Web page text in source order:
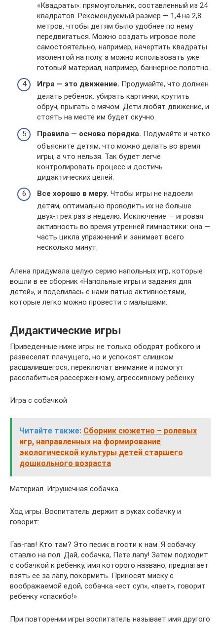
«Квадраты»: прямоугольник, составленный из 24
квадратов. Рекомендуемый размер — 1,4 на 2,8
метров, чтобы детям было удобнее по нему
передвигаться. Можно создать игровое поле
самостоятельно, например, начертить квадраты
изолентой на полу, а можно использовать уже
готовый материал, например, баннерное полотно.
Игра — это движение. Продумайте, что должен
делать ребенок: убирать картинки, крутить
обруч, прыгать с мячом. Дети любят движение, и
стоять на месте им будет скучно.
Правила — основа порядка. Подумайте и четко
объясните детям, что можно делать во время
игры, а что нельзя. Так будет легче
контролировать процесс и достичь
дидактических целей.
Все хорошо в меру. Чтобы игры не надоели
детям, оптимально проводить их не больше
двух-трех раз в неделю. Исключение — игровая
активность во время утренней гимнастики: она —
часть цикла упражнений и занимает всего
несколько минут.
Алена придумала целую серию напольных игр, которые
вошли в ее сборник «Напольные игры и задания для
детей», и поделилась с нами пятью активностями,
которые легко можно провести с малышами.
Дидактические игры
Приведенные ниже игры не только ободрят робкого и
развеселят плачущего, но и успокоят слишком
расшалившегося, переключат внимание и помогут
расслабиться рассерженному, агрессивному ребенку.
Игра с собачкой
Читайте также: Сборник сюжетно – ролевых
игр, направленных на формирование
экологической культуры детей старшего
дошкольного возраста
Материал. Игрушечная собачка.
Ход игры. Воспитатель держит в руках собачку и
говорит:
Гав-гав! Кто там? Это песик в гости к нам. Я собачку
ставлю на пол. Дай, собачка, Пете лапу! Затем подходит
с собачкой к ребенку, имя которого названо, предлагает
взять ее за лапу, покормить. Приносят миску с
воображаемой едой, собачка «ест суп», «лает», говорит
ребенку «спасибо!»
При повторении игры воспитатель называет имя другого